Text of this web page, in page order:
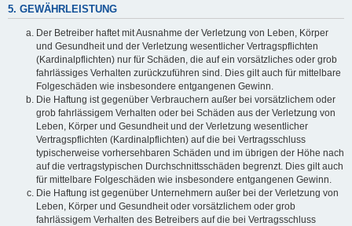
5. GEWÄHRLEISTUNG
Der Betreiber haftet mit Ausnahme der Verletzung von Leben, Körper
und Gesundheit und der Verletzung wesentlicher Vertragspflichten
(Kardinalpflichten) nur für Schäden, die auf ein vorsätzliches oder grob
fahrlässiges Verhalten zurückzuführen sind. Dies gilt auch für mittelbare
Folgeschäden wie insbesondere entgangenen Gewinn.
Die Haftung ist gegenüber Verbrauchern außer bei vorsätzlichem oder
grob fahrlässigem Verhalten oder bei Schäden aus der Verletzung von
Leben, Körper und Gesundheit und der Verletzung wesentlicher
Vertragspflichten (Kardinalpflichten) auf die bei Vertragsschluss
typischerweise vorhersehbaren Schäden und im übrigen der Höhe nach
auf die vertragstypischen Durchschnittsschäden begrenzt. Dies gilt auch
für mittelbare Folgeschäden wie insbesondere entgangenen Gewinn.
Die Haftung ist gegenüber Unternehmern außer bei der Verletzung von
Leben, Körper und Gesundheit oder vorsätzlichem oder grob
fahrlässigem Verhalten des Betreibers auf die bei Vertragsschluss